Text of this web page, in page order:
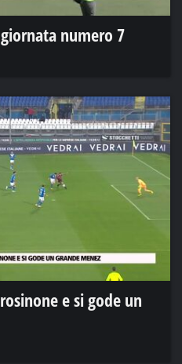
numero 7
e si gode un